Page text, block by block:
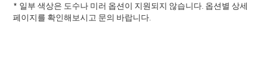
* 일부 색상은 도수나 미러 옵션이 지원되지 않습니다. 옵션별 상세
페이지를 확인해보시고 문의 바랍니다.